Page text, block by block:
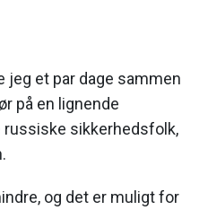
jeg et par dage sammen
på en lignende
sikkerhedsfolk,
og det er muligt for